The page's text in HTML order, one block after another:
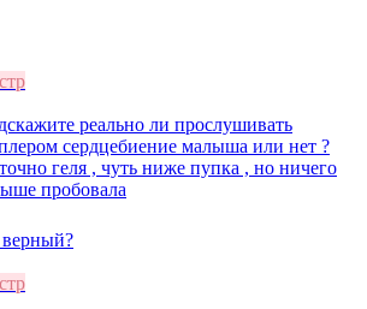
реально ли прослушивать
сердцебиение малыша или нет ?
геля , чуть ниже пупка , но ничего
пробовала